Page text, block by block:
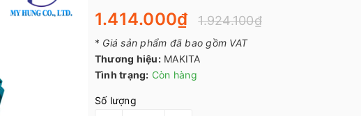
1.414.000₫ 1.924.100₫
* Giá sản phẩm đã bao gồm VAT
Thương hiệu: MAKITA
Tình trạng: Còn hàng
Số lượng